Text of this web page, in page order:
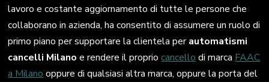
lavoro e costante aggiornamento di tutte le persone che
collaborano in azienda, ha consentito di assumere un ruolo di
primo piano per supportare la clientela perautomatismi
cancelli Milano e rendere il propriocancello di marca FAAC
a Milano oppure di qualsiasi altra marca, oppure la porta del